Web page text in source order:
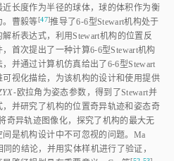
长度作为半径的球体，球的体积作为衡
。曹毅等[47]推导了6⁃6型Stewart机构处于
析表达式，利用Stewart机构的位置反
首次提出了一种计算6⁃6型Stewart机构
并通过计算机仿真给出了6⁃6型Stewart
视化描绘，为该机构的设计和使用提供
⁃欧拉角为姿态参数，得到了Stewart并
并研究了机构的位置奇异轨迹和姿态奇
奇异轨迹图像化，探究了机构的最大无
是机构设计中不可忽视的问题。Ma
的结论，并用实体样机进行了验证，